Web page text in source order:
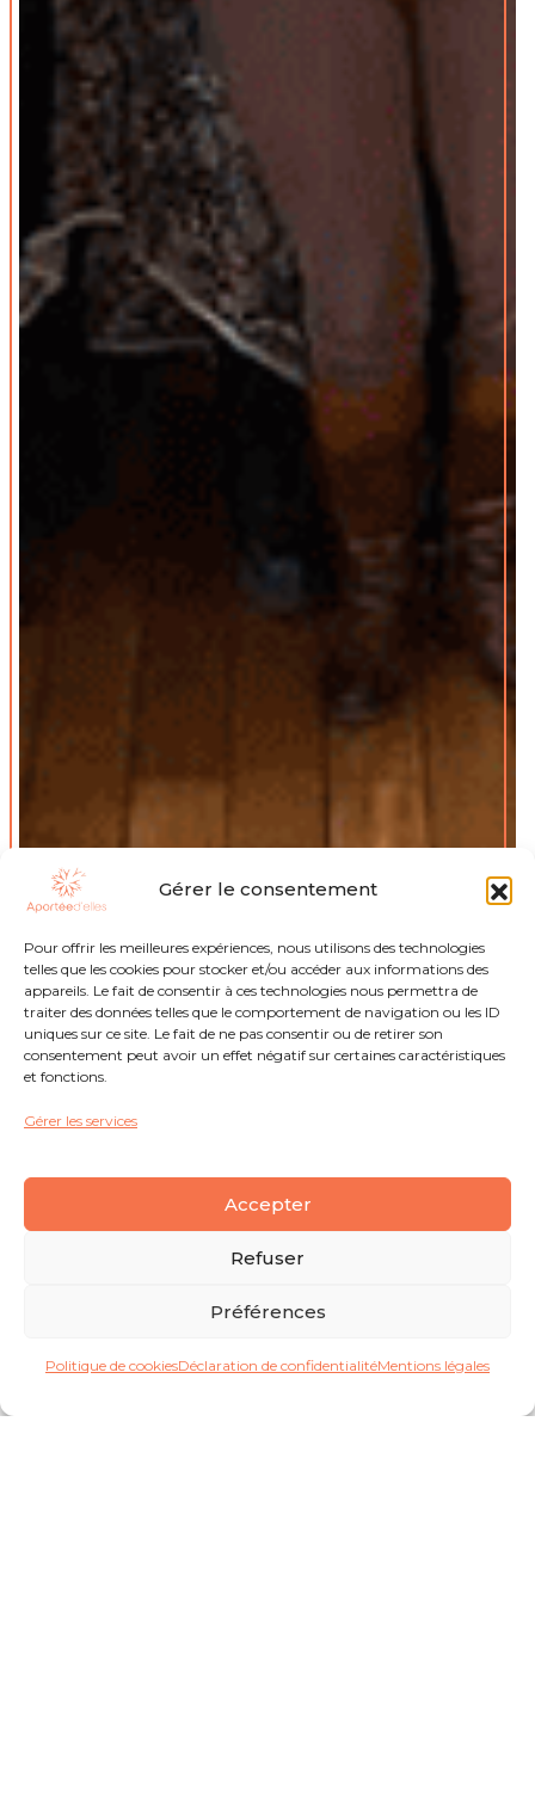
Gérer le consentement
Pour offrir les meilleures expériences, nous utilisons des technologies
telles que les cookies pour stocker et/ou accéder aux informations des
appareils. Le fait de consentir à ces technologies nous permettra de
traiter des données telles que le comportement de navigation ou les ID
uniques sur ce site. Le fait de ne pas consentir ou de retirer son
consentement peut avoir un effet négatif sur certaines caractéristiques
et fonctions.
Gérer les services
Accepter
Refuser
Préférences
Politique de cookiesDéclaration de confidentialitéMentions légales